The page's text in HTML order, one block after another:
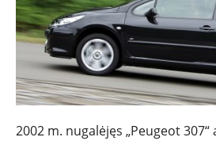
2002 m. nugalėjęs „Peugeot